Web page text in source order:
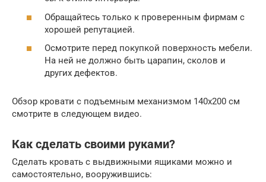
Обращайтесь только к проверенным фирмам с
хорошей репутацией.
Осмотрите перед покупкой поверхность мебели.
На ней не должно быть царапин, сколов и
других дефектов.
Обзор кровати с подъемным механизмом 140х200 см
смотрите в следующем видео.
Как сделать своими руками?
Сделать кровать с выдвижными ящиками можно и
самостоятельно, вооружившись: